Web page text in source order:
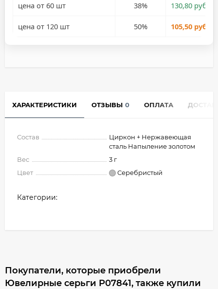
цена от 60 шт 38% 130,80 руб.
цена от 120 шт 50% 105,50 руб.
ХАРАКТЕРИСТИКИ ОТЗЫВЫ 0 ОПЛАТА
Состав
Циркон + Нержавеющая
сталь Напыление золотом
Вес
3 г
Цвет
Серебристый
Категории:
Покупатели, которые приобрели
Ювелирные серьги P07841, также купили